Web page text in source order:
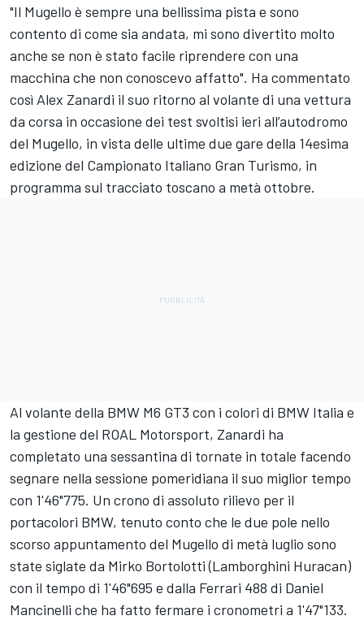
"Il Mugello è sempre una bellissima pista e sono
contento di come sia andata, mi sono divertito molto
anche se non è stato facile riprendere con una
macchina che non conoscevo affatto". Ha commentato
così Alex Zanardi il suo ritorno al volante di una vettura
da corsa in occasione dei test svoltisi ieri all’autodromo
del Mugello, in vista delle ultime due gare della 14esima
edizione del Campionato Italiano Gran Turismo, in
programma sul tracciato toscano a metà ottobre.
Al volante della BMW M6 GT3 con i colori di BMW Italia e
la gestione del ROAL Motorsport, Zanardi ha
completato una sessantina di tornate in totale facendo
segnare nella sessione pomeridiana il suo miglior tempo
con 1'46"775. Un crono di assoluto rilievo per il
portacolori BMW, tenuto conto che le due pole nello
scorso appuntamento del Mugello di metà luglio sono
state siglate da Mirko Bortolotti (Lamborghini Huracan)
con il tempo di 1'46"695 e dalla Ferrari 488 di Daniel
Mancinelli che ha fatto fermare i cronometri a 1'47"133.